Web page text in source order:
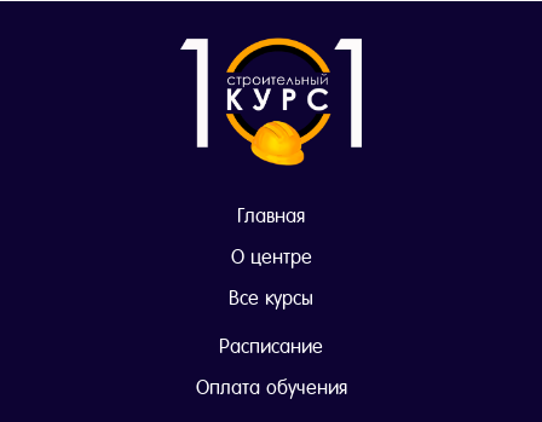
Главная
О центре
Все курсы
Расписание
Оплата обучения